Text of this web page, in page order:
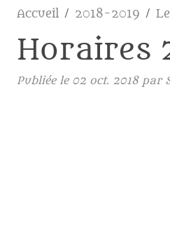
Accueil 2018-2019
Horaires
Publiée le 02 oct. 2018par